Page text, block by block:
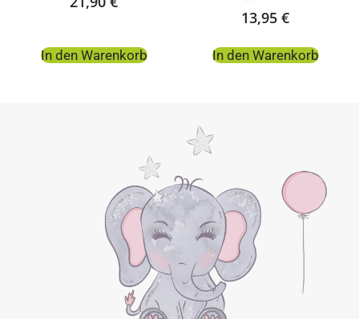
In den Warenkorb
13,95 €
In den Warenkorb